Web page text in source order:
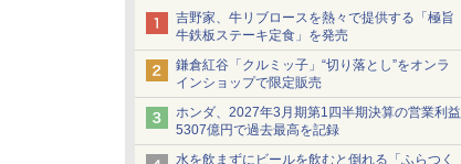
吉野家、牛リブロースを熱々で提供する「極旨
牛鉄板ステーキ定食」を発売
鎌倉紅谷「クルミッ子」“切り落とし”をオンラ
インショップで限定販売
ホンダ、2027年3月期第1四半期決算の営業利益
5307億円で過去最高を記録
水を飲まずにビールを飲むと倒れる「ふらつく